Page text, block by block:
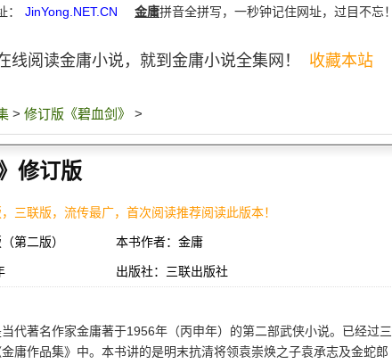
JinYong.NET.CN 金庸拼音全拼写，一秒钟记住网址，过目不忘！
线阅读金庸小说，就到金庸小说全集网！ 收藏本站
> 修订版《碧血剑》 >
修订版
三联版，流传最广，首次阅读推荐阅读此版本！
第二版） 本书作者：金庸
出版社：三联出版社
当代著名作家金庸著于1956年（丙申年）的第二部武侠小说。已经过三
庸作品集》中。本书讲的是明末抗清将领袁崇焕之子袁承志及金蛇郎